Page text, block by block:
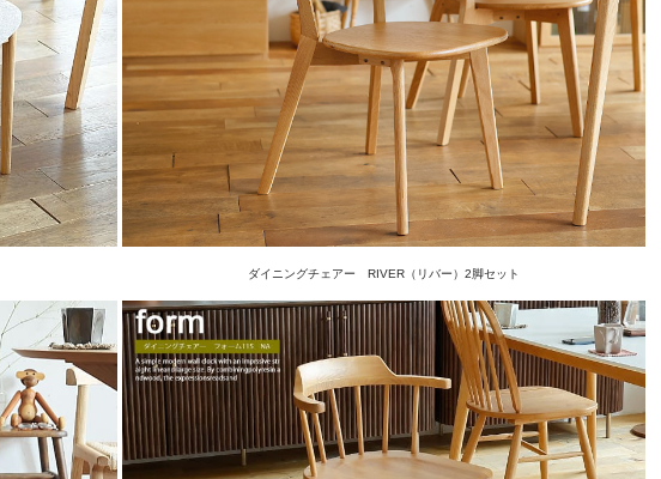
ダイニングチェアー RIVER（リバー）2脚セット